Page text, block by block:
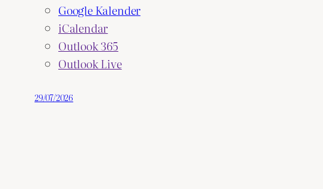
Google Kalender
iCalendar
Outlook 365
Outlook Live
29/07/2026